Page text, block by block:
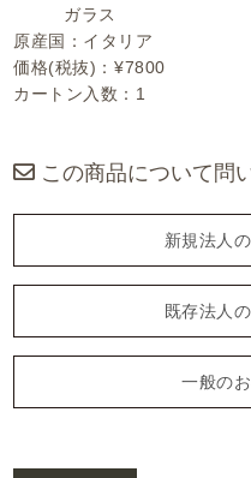
ガラス
原産国：イタリア
価格(税抜)：¥7800
カートン入数：1
この商品について問
新規法人
既存法人
一般の